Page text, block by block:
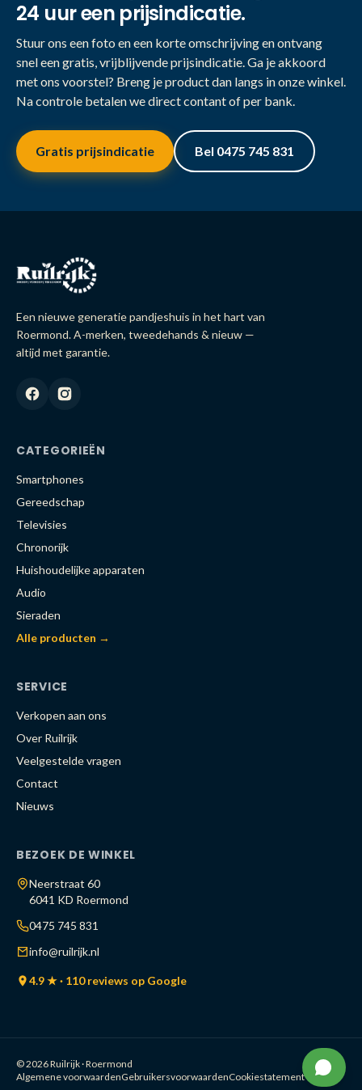
24 uur een prijsindicatie.
Stuur ons een foto en een korte omschrijving en ontvang
snel een gratis, vrijblijvende prijsindicatie. Ga je akkoord
met ons voorstel? Breng je product dan langs in onze winkel.
Na controle betalen we direct contant of per bank.
Gratis prijsindicatie Bel 0475 745 831
Een nieuwe generatie pandjeshuis in het hart van
Roermond. A-merken, tweedehands & nieuw —
altijd met garantie.
CATEGORIEËN
Smartphones
Gereedschap
Televisies
Chronorijk
Huishoudelijke apparaten
Audio
Sieraden
Alle producten →
SERVICE
Verkopen aan ons
Over Ruilrijk
Veelgestelde vragen
Contact
Nieuws
BEZOEK DE WINKEL
Neerstraat 60
6041 KD Roermond
0475 745 831
info@ruilrijk.nl
4.9 ★ · 110 reviews op Google
© 2026 Ruilrijk · Roermond
Algemene voorwaardenGebruikersvoorwaardenCookiestatement